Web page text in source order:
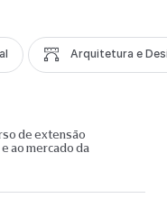
Arquitetura e
de extensão
ao mercado da